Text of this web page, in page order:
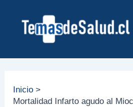
contenido
Inicio
Mortalidad Infarto agudo al